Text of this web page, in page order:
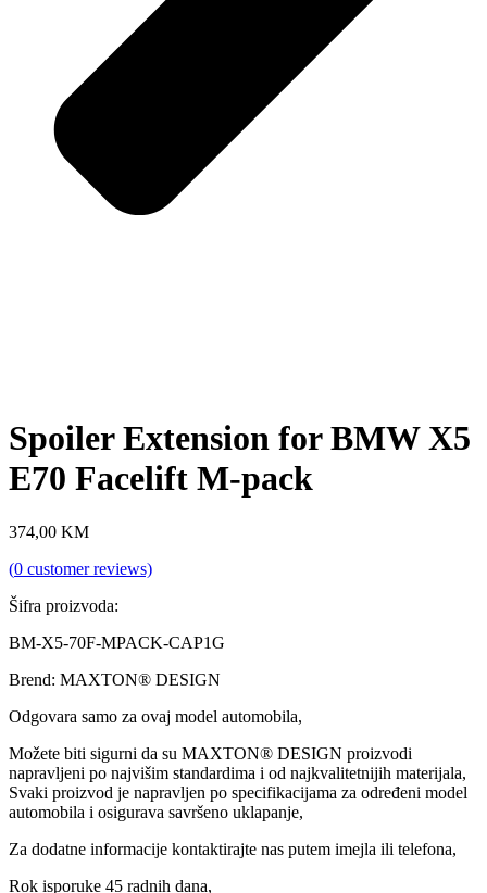
Spoiler Extension for BMW X5
E70 Facelift M-pack
374,00 KM
(0 customer reviews)
Šifra proizvoda:
BM-X5-70F-MPACK-CAP1G
Brend: MAXTON® DESIGN
Odgovara samo za ovaj model automobila,
Možete biti sigurni da su MAXTON® DESIGN proizvodi
napravljeni po najvišim standardima i od najkvalitetnijih materijala,
Svaki proizvod je napravljen po specifikacijama za određeni model
automobila i osigurava savršeno uklapanje,
Za dodatne informacije kontaktirajte nas putem imejla ili telefona,
Rok isporuke 45 radnih dana,